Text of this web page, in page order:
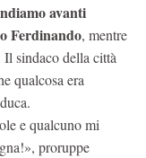
avanti
Ferdinando, mentre
sindaco della città
qualcosa era
e qualcuno mi
proruppe